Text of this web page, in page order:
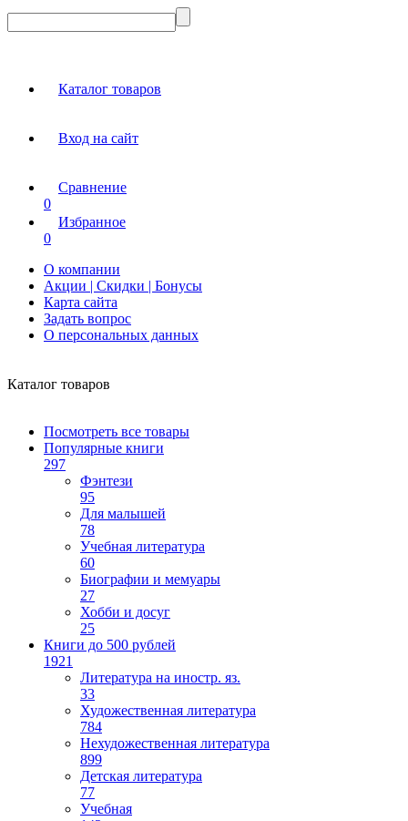
Каталог товаров
Вход на сайт
Сравнение
0
Избранное
0
О компании
Акции | Скидки | Бонусы
Карта сайта
Задать вопрос
О персональных данных
Каталог товаров
Посмотреть все товары
Популярные книги
297
Фэнтези
95
Для малышей
78
Учебная литература
60
Биографии и мемуары
27
Хобби и досуг
25
Книги до 500 рублей
1921
Литература на иностр. яз.
33
Художественная литература
784
Нехудожественная литература
899
Детская литература
77
Учебная